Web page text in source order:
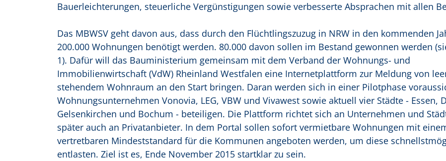
Bauerleichterungen, steuerliche Vergünstigungen sowie verbesserte Absprachen mit allen
Das MBWSV geht davon aus, dass durch den Flüchtlingszuzug in NRW in den kommenden
200.000 Wohnungen benötigt werden. 80.000 davon sollen im Bestand gewonnen werden
1). Dafür will das Bauministerium gemeinsam mit dem Verband der Wohnungs- und
Immobilienwirtschaft (VdW) Rheinland Westfalen eine Internetplattform zur Meldung von
stehendem Wohnraum an den Start bringen. Daran werden sich in einer Pilotphase
Wohnungsunternehmen Vonovia, LEG, VBW und Vivawest sowie aktuell vier Städte - Essen,
Gelsenkirchen und Bochum - beteiligen. Die Plattform richtet sich an Unternehmen und
später auch an Privatanbieter. In dem Portal sollen sofort vermietbare Wohnungen mit
vertretbaren Mindeststandard für die Kommunen angeboten werden, um diese
entlasten. Ziel ist es, Ende November 2015 startklar zu sein.